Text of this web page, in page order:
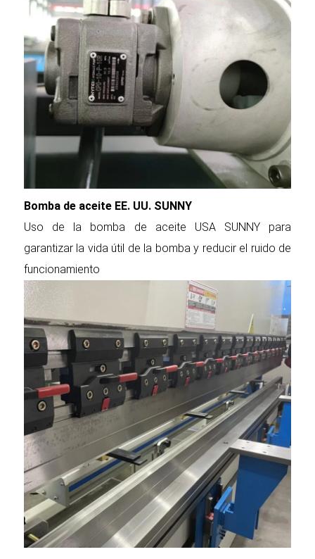
Bomba de aceite EE. UU. SUNNY
Uso de la bomba de aceite USA SUNNY para
garantizar la vida útil de la bomba y reducir el ruido de
funcionamiento